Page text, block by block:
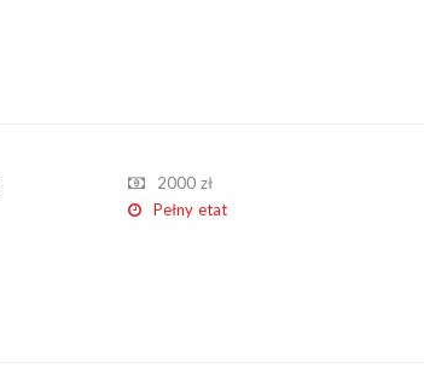
2000 zł
Pełny etat